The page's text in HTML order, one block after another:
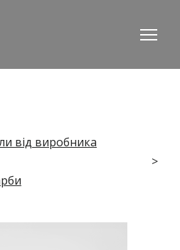
від виробника